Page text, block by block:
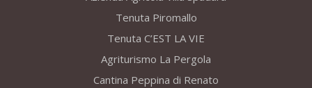
Tenuta Piromallo
Tenuta C’EST LA VIE
Agriturismo La Pergola
Cantina Peppina di Renato